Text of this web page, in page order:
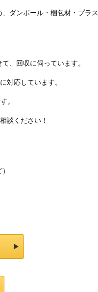
ダンボール・梱包材・プラス
、回収に伺っています。
対応しています。
。
談ください！